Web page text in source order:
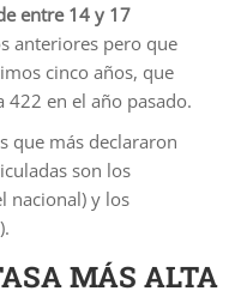
entre 14 y 17
anteriores pero que
cinco años, que
422 en el año pasado.
que más declararon
son los
nacional) y los
MÁS ALTA